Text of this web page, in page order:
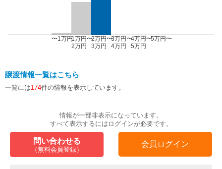
〜1万円1万円〜
2万円
2万円〜
3万円
3万円〜
4万円
4万円〜
5万円
5万円〜
譲渡情報一覧はこちら
一覧には174件の情報を表示しています。
情報が一部非表示になっています。
すべて表示するにはログインが必要です。
問い合わせる
（無料会員登録）
会員ログイン